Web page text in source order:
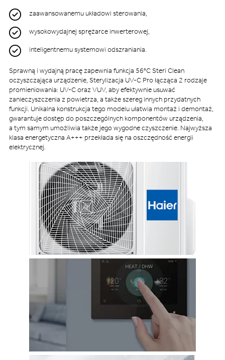
zaawansowanemu układowi sterowania,
wysokowydajnej sprężarce inwerterowej,
inteligentnemu systemowi odszraniania.
Sprawną i wydajną pracę zapewnia funkcja 56°C Steri Clean
oczyszczająca urządzenie, Sterylizacja UV-C Pro łącząca 2 rodzaje
promieniowania: UV-C oraz VUV, aby efektywnie usuwać
zanieczyszczenia z powietrza, a także szereg innych przydatnych
funkcji. Unikalna konstrukcja tego modelu ułatwia montaż i demontaż,
gwarantuje dostęp do poszczególnych komponentów urządzenia,
a tym samym umożliwia także jego wygodne czyszczenie. Najwyższa
klasa energetyczna A+++ przekłada się na oszczędność energii
elektrycznej.